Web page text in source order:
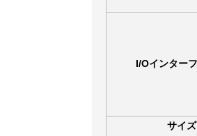
I/Oインター
サイズ